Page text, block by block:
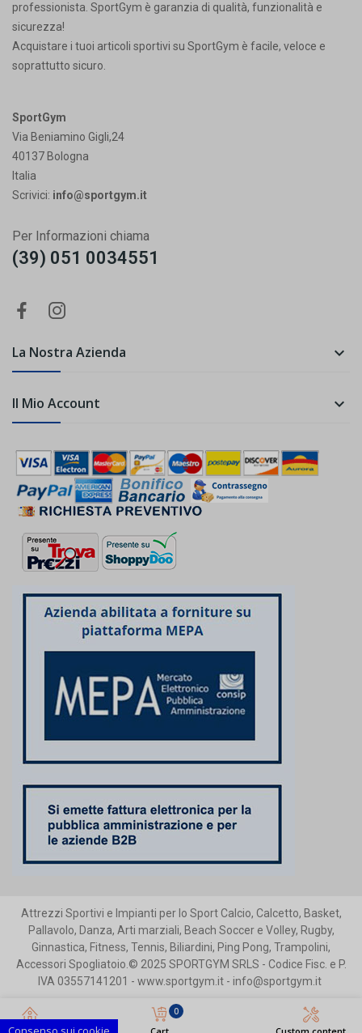
Home
0
Cart Custom content
professionista. SportGym è garanzia di qualità, funzionalità e
sicurezza!
Acquistare i tuoi articoli sportivi su SportGym è facile, veloce e
soprattutto sicuro.
SportGym
Via Beniamino Gigli,24
40137 Bologna
Italia
Scrivici: info@sportgym.it
Per Informazioni chiama
(39) 051 0034551
La Nostra Azienda 
Il Mio Account 
Attrezzi Sportivi e Impianti per lo Sport Calcio, Calcetto, Basket,
Pallavolo, Danza, Arti marziali, Beach Soccer e Volley, Rugby,
Ginnastica, Fitness, Tennis, Biliardini, Ping Pong, Trampolini,
Accessori Spogliatoio.© 2025 SPORTGYM SRLS - Codice Fisc. e P.
IVA 03557141201 - www.sportgym.it - info@sportgym.it